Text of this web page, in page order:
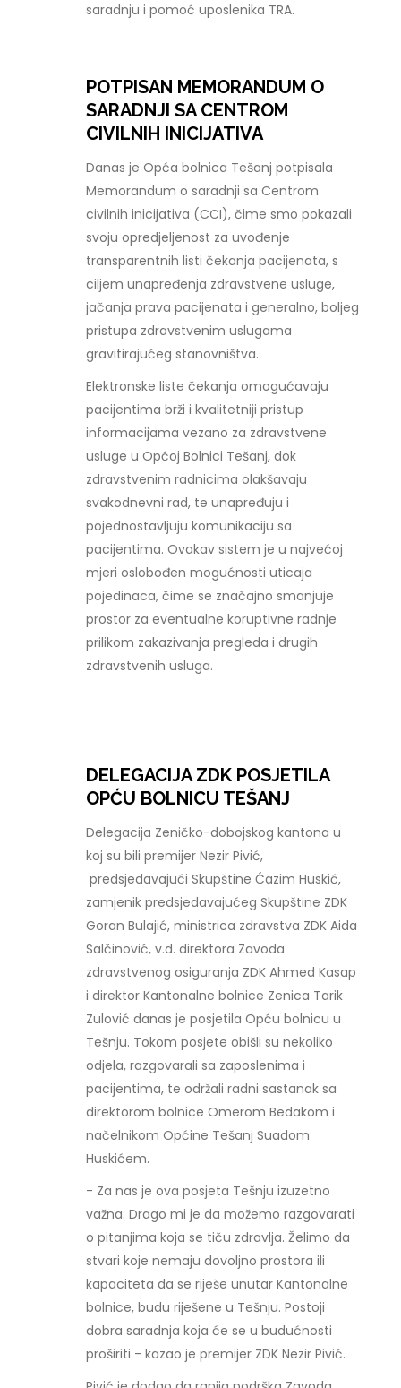
saradnju i pomoć uposlenika TRA.
POTPISAN MEMORANDUM O
SARADNJI SA CENTROM
CIVILNIH INICIJATIVA
Danas je Opća bolnica Tešanj potpisala
Memorandum o saradnji sa Centrom
civilnih inicijativa (CCI), čime smo pokazali
svoju opredjeljenost za uvođenje
transparentnih listi čekanja pacijenata, s
ciljem unapređenja zdravstvene usluge,
jačanja prava pacijenata i generalno, boljeg
pristupa zdravstvenim uslugama
gravitirajućeg stanovništva.
Elektronske liste čekanja omogućavaju
pacijentima brži i kvalitetniji pristup
informacijama vezano za zdravstvene
usluge u Općoj Bolnici Tešanj, dok
zdravstvenim radnicima olakšavaju
svakodnevni rad, te unapređuju i
pojednostavljuju komunikaciju sa
pacijentima. Ovakav sistem je u najvećoj
mjeri oslobođen mogućnosti uticaja
pojedinaca, čime se značajno smanjuje
prostor za eventualne koruptivne radnje
prilikom zakazivanja pregleda i drugih
zdravstvenih usluga.
DELEGACIJA ZDK POSJETILA
OPĆU BOLNICU TEŠANJ
Delegacija Zeničko-dobojskog kantona u
koj su bili premijer Nezir Pivić,
predsjedavajući Skupštine Ćazim Huskić,
zamjenik predsjedavajućeg Skupštine ZDK
Goran Bulajić, ministrica zdravstva ZDK Aida
Salčinović, v.d. direktora Zavoda
zdravstvenog osiguranja ZDK Ahmed Kasap
i direktor Kantonalne bolnice Zenica Tarik
Zulović danas je posjetila Opću bolnicu u
Tešnju. Tokom posjete obišli su nekoliko
odjela, razgovarali sa zaposlenima i
pacijentima, te održali radni sastanak sa
direktorom bolnice Omerom Bedakom i
načelnikom Općine Tešanj Suadom
Huskićem.
- Za nas je ova posjeta Tešnju izuzetno
važna. Drago mi je da možemo razgovarati
o pitanjima koja se tiču zdravlja. Želimo da
stvari koje nemaju dovoljno prostora ili
kapaciteta da se riješe unutar Kantonalne
bolnice, budu riješene u Tešnju. Postoji
dobra saradnja koja će se u budućnosti
proširiti - kazao je premijer ZDK Nezir Pivić.